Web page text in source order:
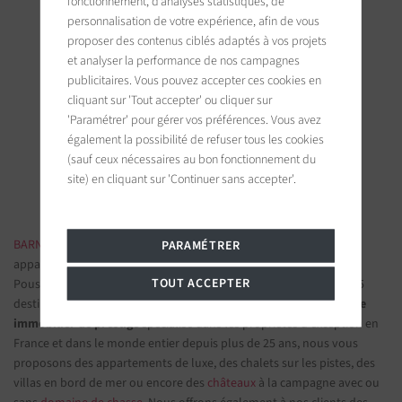
BARNES Saint-Tropez
9, avenue du 8 mai 1945
83990 Saint-Tropez, France
Suivez-nous sur les réseaux sociaux
BARNES IMMOBILIER DE LUXE- Les plus belles demeures et
appartements de prestige
Poussez la porte d'une de nosagences immobilières
parmi nos 75
destinations et confiez-nous vos projets d’investissement.Groupe
immobilier de prestigespécialisé dans les propriétés d'exception en
France et dans le monde entier depuis plus de 25 ans, nous vous
proposons des appartements de luxe, des chalets sur les pistes, des
villas en bord de mer ou encore des châteaux à la campagne avec ou
personnalisation de votre expérience, afin de vous
proposer des contenus ciblés adaptés à vos projets
et analyser la performance de nos campagnes
publicitaires. Vous pouvez accepter ces cookies en
cliquant sur 'Tout accepter' ou cliquer sur
'Paramétrer' pour gérer vos préférences. Vous avez
également la possibilité de refuser tous les cookies
(sauf ceux nécessaires au bon fonctionnement du
site) en cliquant sur 'Continuer sans accepter'.
PARAMÉTRER
TOUT ACCEPTER